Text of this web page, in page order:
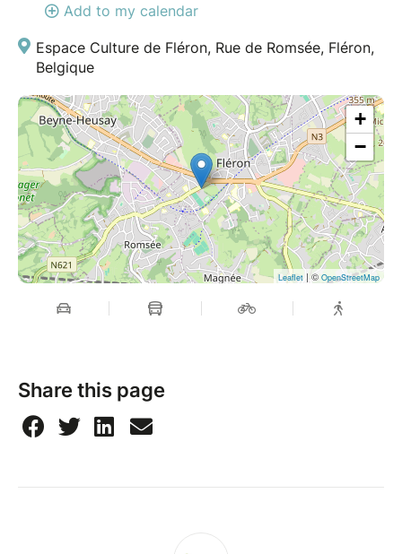
Add to my calendar
Espace Culture de Fléron, Rue de Romsée, Fléron,
Belgique
+
−
Leaflet | © OpenStreetMap
Share this page